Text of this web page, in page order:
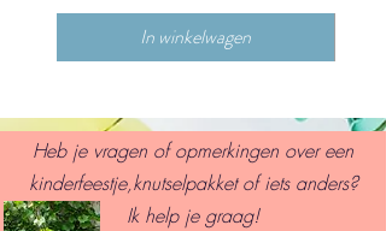
In winkelwagen
Heb je vragen of opmerkingen over een
kinderfeestje,knutselpakket of iets anders?
Ik help je graag!